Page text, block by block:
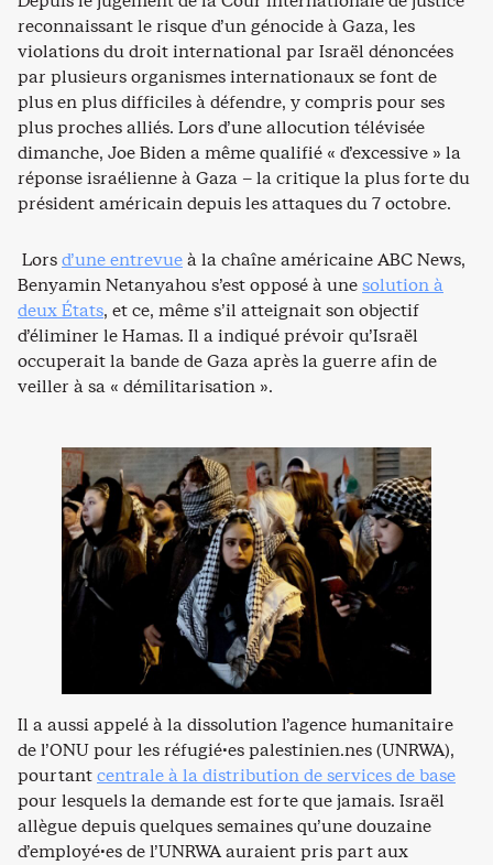
reconnaissant le risque d’un génocide à Gaza, les
violations du droit international par Israël dénoncées
par plusieurs organismes internationaux se font de
plus en plus difficiles à défendre, y compris pour ses
plus proches alliés. Lors d’une allocution télévisée
dimanche, Joe Biden a même qualifié « d’excessive » la
réponse israélienne à Gaza – la critique la plus forte du
président américain depuis les attaques du 7 octobre.
Lorsd’une entrevueà la chaîne américaine ABC News,
Benyamin Netanyahou s’est opposé à unesolution à
deux États, et ce, même s’il atteignait son objectif
d’éliminer le Hamas. Il a indiqué prévoir qu’Israël
occuperait la bande de Gaza après la guerre afin de
veiller à sa « démilitarisation ».
Il a aussi appelé à la dissolution l’agence humanitaire
de l’ONU pour les réfugié·es palestinien.nes (UNRWA),
pourtantcentrale à la distribution de services de base
pour lesquels la demande est forte que jamais. Israël
allègue depuis quelques semaines qu’une douzaine
d’employé·es de l’UNRWA auraient pris part aux